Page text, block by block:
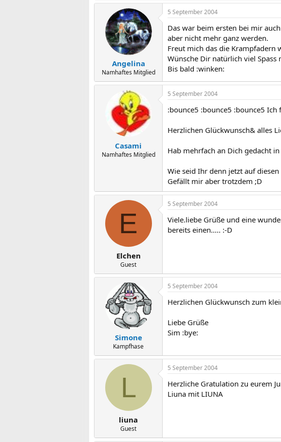
Angelina
Namhaftes Mitglied
5 September 2004
Das war beim ersten bei mir
aber nicht mehr ganz werden.
Freut mich das die Krampfadern
Wünsche Dir natürlich viel
Bis bald :winken:
Casami
Namhaftes Mitglied
5 September 2004
:bounce5 :bounce5 :bounce5
Herzlichen Glückwunsch& alles
Hab mehrfach an Dich gedacht
Wie seid Ihr denn jetzt auf
Gefällt mir aber trotzdem ;D
E
Elchen
Guest
5 September 2004
Viele.liebe Grüße und eine
bereits einen..... :-D
Simone
Kampfhase
5 September 2004
Herzlichen Glückwunsch zum
Liebe Grüße
Sim :bye:
L
liuna
Guest
5 September 2004
Herzliche Gratulation zu eurem
Liuna mit LIUNA